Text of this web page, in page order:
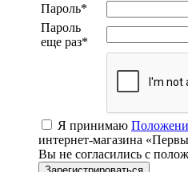
Пароль*
Пароль
еще раз*
Я принимаю
интернет-магазина
Вы не согласились с